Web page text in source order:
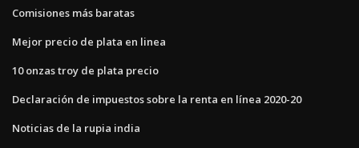
Comisiones más baratas
Mejor precio de plata en linea
10 onzas troy de plata precio
Declaración de impuestos sobre la renta en línea 2020-20
Noticias de la rupia india